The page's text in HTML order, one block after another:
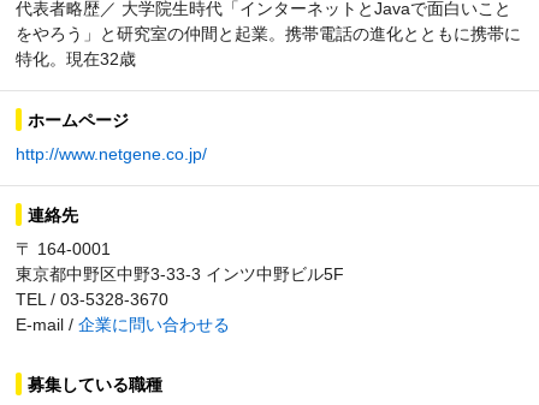
代表者略歴／ 大学院生時代「インターネットとJavaで面白いこと
をやろう」と研究室の仲間と起業。携帯電話の進化とともに携帯に
特化。現在32歳
ホームページ
http://www.netgene.co.jp/
連絡先
〒 164-0001
東京都中野区中野3-33-3 インツ中野ビル5F
TEL / 03-5328-3670
E-mail / 企業に問い合わせる
募集している職種